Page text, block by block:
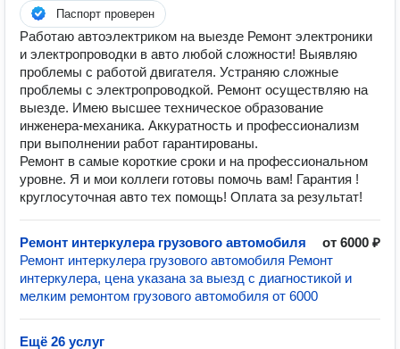
Паспорт проверен
Работаю автоэлектриком на выезде Ремонт электроники
и электропроводки в авто любой сложности! Выявляю
проблемы с работой двигателя. Устраняю сложные
проблемы с электропроводкой. Ремонт осуществляю на
выезде. Имею высшее техническое образование
инженера-механика. Аккуратность и профессионализм
при выполнении работ гарантированы.
Ремонт в самые короткие сроки и на профессиональном
уровне. Я и мои коллеги готовы помочь вам! Гарантия !
круглосуточная авто тех помощь! Оплата за результат!
Ремонт интеркулера грузового автомобиля
от 6000 ₽
Ремонт интеркулера грузового автомобиля Ремонт
интеркулера, цена указана за выезд с диагностикой и
мелким ремонтом грузового автомобиля от 6000
Ещё 26 услуг